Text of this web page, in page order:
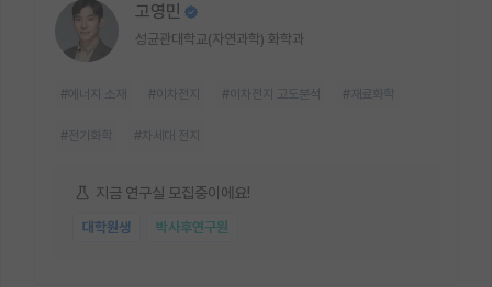
고영민
성균관대학교(자연과학) 화학과
#에너지 소재 #이차전지 #이차전지 고도분석 #재료화학
#전기화학 #차세대 전지
지금 연구실 모집중이에요!
대학원생 박사후연구원